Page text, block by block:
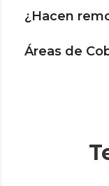
¿Hacen
Áreas de